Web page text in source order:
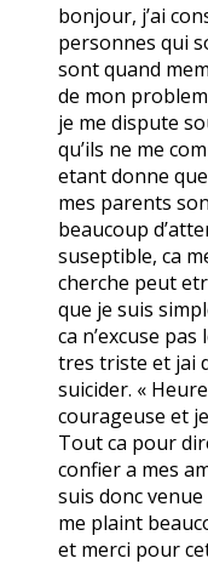
bonjour, j’ai
personnes qui
sont quand
de mon
je me dispute
qu’ils ne me
etant donne
mes parents
beaucoup
suseptible, ca
cherche peut
que je suis
ca n’excuse
tres triste et jai
suicider. «
courageuse et
Tout ca pour
confier a mes
suis donc
me plaint
et merci pour